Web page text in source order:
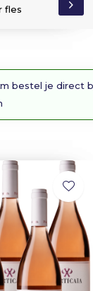
fles
bestel je direct